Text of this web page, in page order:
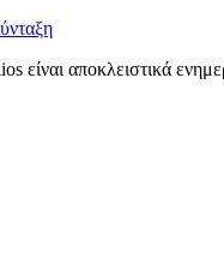
αποκλειστικά